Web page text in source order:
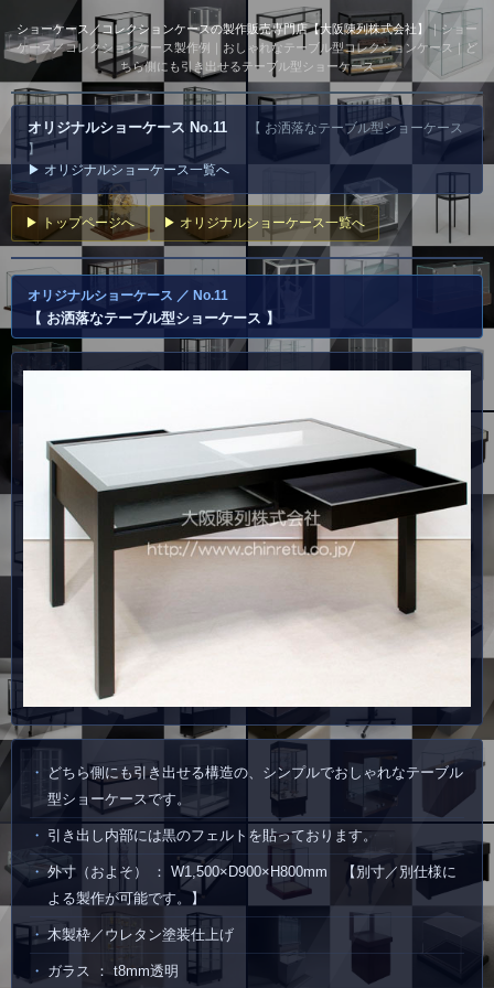
ショーケース／コレクションケースの製作販売専門店【大阪陳列株式会社】｜ショー
ケース／コレクションケース製作例｜おしゃれなテーブル型コレクションケース｜ど
ちら側にも引き出せるテーブル型ショーケース
オリジナルショーケース No.11
【 お洒落なテーブル型ショーケース
】
▶ オリジナルショーケース一覧へ
▶ トップページへ ▶ オリジナルショーケース一覧へ
オリジナルショーケース ／ No.11
【 お洒落なテーブル型ショーケース 】
どちら側にも引き出せる構造の、シンプルでおしゃれなテーブル
型ショーケースです。
引き出し内部には黒のフェルトを貼っております。
外寸（およそ） ： W1,500×D900×H800mm 【別寸／別仕様に
よる製作が可能です。】
木製枠／ウレタン塗装仕上げ
ガラス ： t8mm透明